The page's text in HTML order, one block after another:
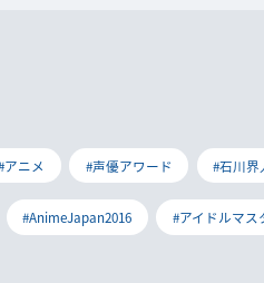
アニメ #声優アワード #石川界
#AnimeJapan2016 #アイドルマス